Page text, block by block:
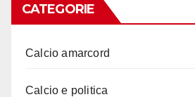
CATEGORIE
Calcio amarcord
Calcio e politica